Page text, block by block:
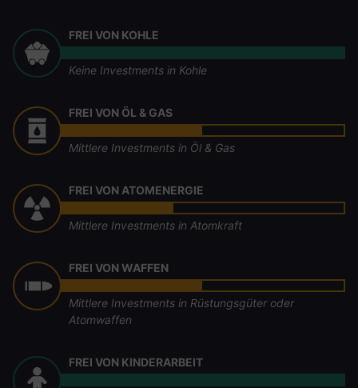
FREI VON KOHLE
Keine Investments in Kohle
FREI VON ÖL & GAS
Mittlere Investments in Öl & Gas
FREI VON ATOMENERGIE
Mittlere Investments in Atomkraft
FREI VON WAFFEN
Mittlere Investments in Rüstungsgüter oder
Atomwaffen
FREI VON KINDERARBEIT